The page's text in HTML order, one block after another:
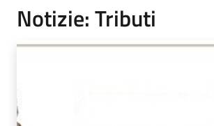
Notizie: Tributi